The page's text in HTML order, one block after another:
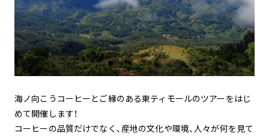
海ノ向こうコーヒーとご縁のある東ティモールのツアーをはじ
めて開催します！
コーヒーの品質だけでなく、産地の文化や環境、人々が何を見て